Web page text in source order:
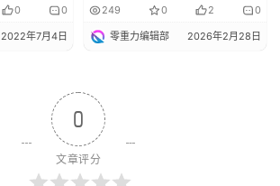
0 0
2022年7月4日
249 0 2 0
零重力编辑部 2026年2月28日
0
文章评分